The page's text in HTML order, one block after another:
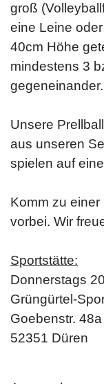
groß
eine Leine
40cm Höhe
mindestens 3
gegeneinander.
Unsere
aus unseren
spielen auf
Komm zu
vorbei. Wir
Sportstätte:
Donnerstags
Grüngürtel-
Goebenstr. 48a
52351 Düren